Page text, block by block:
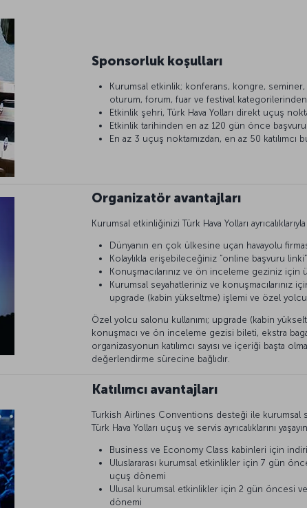
Sponsorluk koşulları
Kurumsal etkinlik; konferans, kongre, seminer,
oturum, forum, fuar ve festival kategorilerinden
Etkinlik şehri, Türk Hava Yolları direkt uçuş
Etkinlik tarihinden en az 120 gün önce başvuru
En az 3 uçuş noktamızdan, en az 50 katılımcı
Organizatör avantajları
Kurumsal etkinliğinizi Türk Hava Yolları
Dünyanın en çok ülkesine uçan havayolu
Kolaylıkla erişebileceğiniz “online başvuru linki”
Konuşmacılarınız ve ön inceleme geziniz için
Kurumsal seyahatleriniz ve konuşmacılarınız
upgrade (kabin yükseltme) işlemi ve özel yolcu
Özel yolcu salonu kullanımı; upgrade (kabin
konuşmacı ve ön inceleme gezisi bileti, ekstra bagaj
organizasyonun katılımcı sayısı ve içeriği başta
değerlendirme sürecine bağlıdır.
Katılımcı avantajları
Turkish Airlines Conventions desteği ile kurumsal
Türk Hava Yolları uçuş ve servis ayrıcalıklarını
Business ve Economy Class kabinleri için
Uluslararası kurumsal etkinlikler için 7 gün
uçuş dönemi
Ulusal kurumsal etkinlikler için 2 gün öncesi ve
dönemi